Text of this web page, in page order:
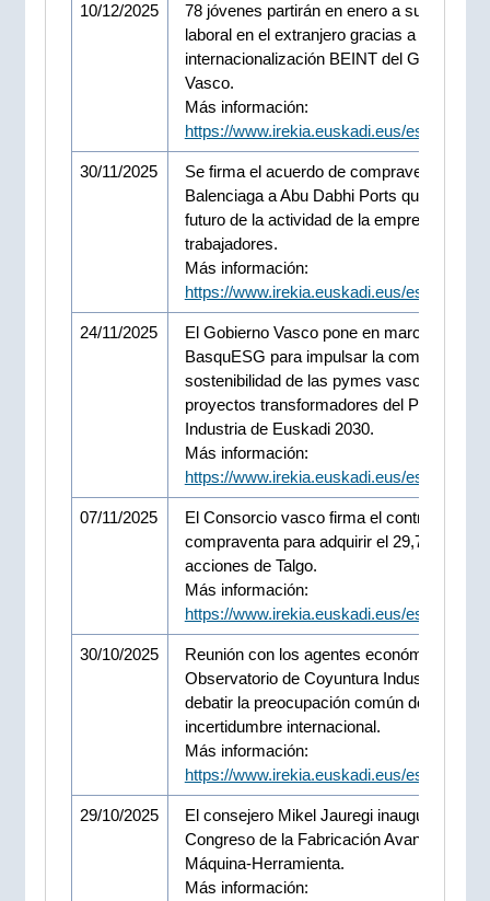
10/12/2025
78 jóvenes partirán en enero a su destino
laboral en el extranjero gracias a las
internacionalización BEINT del Gobierno
Vasco.
Más información:
https://www.irekia.euskadi.eus/es/news/
30/11/2025
Se firma el acuerdo de compraventa de
Balenciaga a Abu Dabhi Ports que
futuro de la actividad de la empresa y de
trabajadores.
Más información:
https://www.irekia.euskadi.eus/es/news/
24/11/2025
El Gobierno Vasco pone en marcha la
BasquESG para impulsar la
sostenibilidad de las pymes vascas, uno
proyectos transformadores del Plan de
Industria de Euskadi 2030.
Más información:
https://www.irekia.euskadi.eus/es/news/
07/11/2025
El Consorcio vasco firma el contrato de
compraventa para adquirir el 29,7% de las
acciones de Talgo.
Más información:
https://www.irekia.euskadi.eus/es/news/
30/10/2025
Reunión con los agentes económicos del
Observatorio de Coyuntura Industrial para
debatir la preocupación común de
incertidumbre internacional.
Más información:
https://www.irekia.euskadi.eus/es/news/
29/10/2025
El consejero Mikel Jauregi inaugura el 24
Congreso de la Fabricación Avanzada y
Máquina-Herramienta.
Más información: